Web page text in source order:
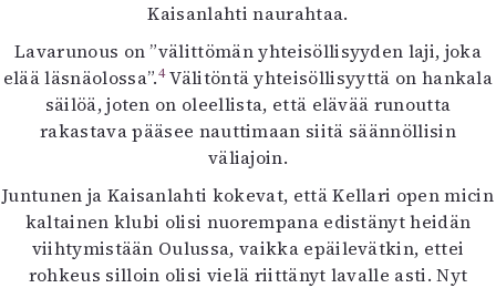
Kaisanlahti naurahtaa.
Lavarunous on ”välittömän yhteisöllisyyden laji, joka
elää läsnäolossa”.4Välitöntä yhteisöllisyyttä on hankala
säilöä, joten on oleellista, että elävää runoutta
rakastava pääsee nauttimaan siitä säännöllisin
väliajoin.
Juntunen ja Kaisanlahti kokevat, että Kellari open micin
kaltainen klubi olisi nuorempana edistänyt heidän
viihtymistään Oulussa, vaikka epäilevätkin, ettei
rohkeus silloin olisi vielä riittänyt lavalle asti. Nyt